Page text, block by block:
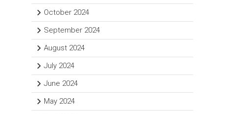
October 2024
September 2024
August 2024
July 2024
June 2024
May 2024